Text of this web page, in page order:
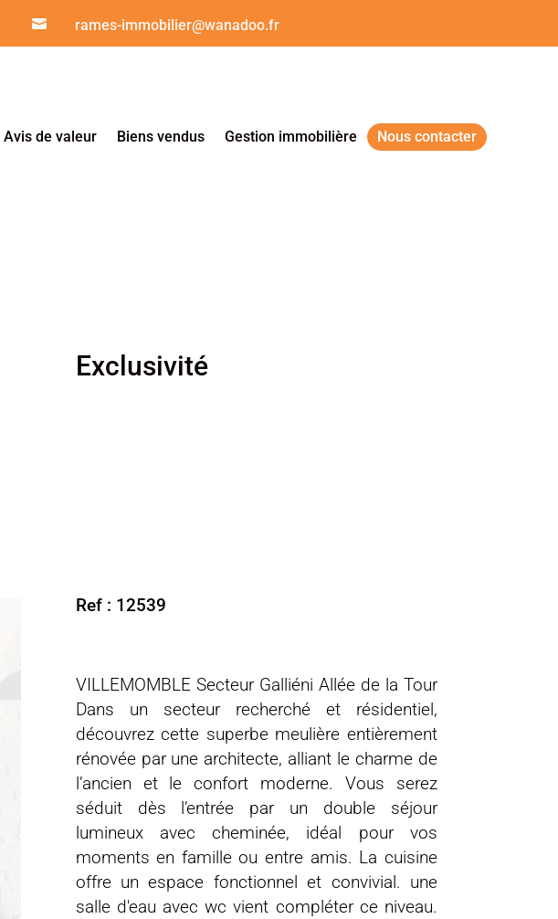
 rames-immobilier@wanadoo.fr
Avis de valeur Biens vendus Gestion immobilière Nous contacter
Exclusivité
Ref : 12539
VILLEMOMBLE Secteur Galliéni Allée de la Tour
Dans un secteur recherché et résidentiel,
découvrez cette superbe meulière entièrement
rénovée par une architecte, alliant le charme de
l’ancien et le confort moderne. Vous serez
séduit dès l’entrée par un double séjour
lumineux avec cheminée, idéal pour vos
moments en famille ou entre amis. La cuisine
offre un espace fonctionnel et convivial. une
salle d'eau avec wc vient compléter ce niveau.